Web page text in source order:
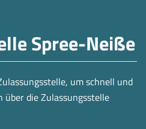
Spree-Neiße
um schnell und
die Zulassungsstelle